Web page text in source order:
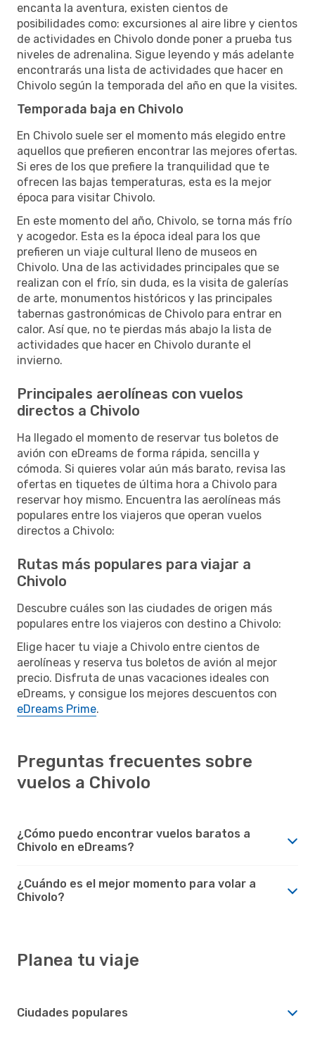
encanta la aventura, existen cientos de
posibilidades como: excursiones al aire libre y cientos
de actividades en Chivolo donde poner a prueba tus
niveles de adrenalina. Sigue leyendo y más adelante
encontrarás una lista de actividades que hacer en
Chivolo según la temporada del año en que la visites.
Temporada baja en Chivolo
En Chivolo suele ser el momento más elegido entre
aquellos que prefieren encontrar las mejores ofertas.
Si eres de los que prefiere la tranquilidad que te
ofrecen las bajas temperaturas, esta es la mejor
época para visitar Chivolo.
En este momento del año, Chivolo, se torna más frío
y acogedor. Esta es la época ideal para los que
prefieren un viaje cultural lleno de museos en
Chivolo. Una de las actividades principales que se
realizan con el frío, sin duda, es la visita de galerías
de arte, monumentos históricos y las principales
tabernas gastronómicas de Chivolo para entrar en
calor. Así que, no te pierdas más abajo la lista de
actividades que hacer en Chivolo durante el
invierno.
Principales aerolíneas con vuelos
directos a Chivolo
Ha llegado el momento de reservar tus boletos de
avión con eDreams de forma rápida, sencilla y
cómoda. Si quieres volar aún más barato, revisa las
ofertas en tiquetes de última hora a Chivolo para
reservar hoy mismo. Encuentra las aerolíneas más
populares entre los viajeros que operan vuelos
directos a Chivolo:
Rutas más populares para viajar a
Chivolo
Descubre cuáles son las ciudades de origen más
populares entre los viajeros con destino a Chivolo:
Elige hacer tu viaje a Chivolo entre cientos de
aerolíneas y reserva tus boletos de avión al mejor
precio. Disfruta de unas vacaciones ideales con
eDreams, y consigue los mejores descuentos con
eDreams Prime.
Preguntas frecuentes sobre
vuelos a Chivolo
¿Cómo puedo encontrar vuelos baratos a
Chivolo en eDreams?
¿Cuándo es el mejor momento para volar a
Chivolo?
Planea tu viaje
Ciudades populares